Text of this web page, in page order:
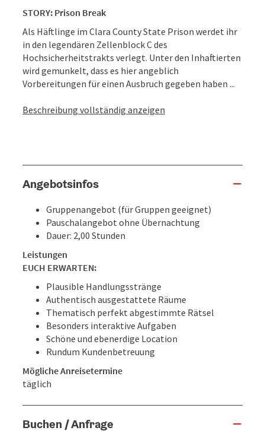
STORY: Prison Break
Als Häftlinge im Clara County State Prison werdet ihr
in den legendären Zellenblock C des
Hochsicherheitstrakts verlegt. Unter den Inhaftierten
wird gemunkelt, dass es hier angeblich
Vorbereitungen für einen Ausbruch gegeben haben ...
Beschreibung vollständig anzeigen
Angebotsinfos
Gruppenangebot (für Gruppen geeignet)
Pauschalangebot ohne Übernachtung
Dauer: 2,00 Stunden
Leistungen
EUCH ERWARTEN:
Plausible Handlungsstränge
Authentisch ausgestattete Räume
Thematisch perfekt abgestimmte Rätsel
Besonders interaktive Aufgaben
Schöne und ebenerdige Location
Rundum Kundenbetreuung
Mögliche Anreisetermine
täglich
Buchen / Anfrage